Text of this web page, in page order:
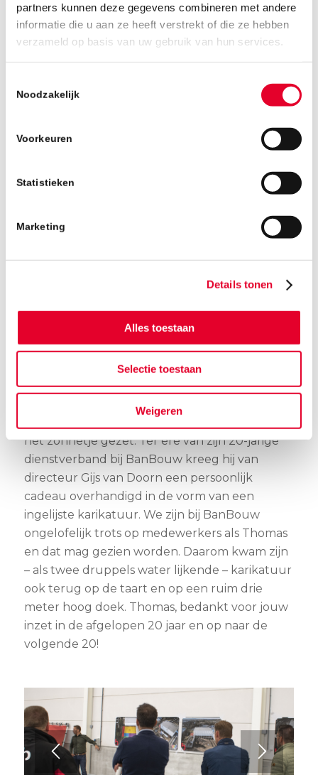
partners kunnen deze gegevens combineren met andere
informatie die u aan ze heeft verstrekt of die ze hebben
verzameld op basis van uw gebruik van hun services.
Noodzakelijk
Voorkeuren
Statistieken
Marketing
Details tonen
Alles toestaan
Selectie toestaan
Weigeren
Thomas de Vries, al 20 jaar BanBouwer
Tijdens deze dag stond niet alleen het project
het zonnetje gezet. Ter ere van zijn 20-jarige
dienstverband bij BanBouw kreeg hij van
directeur Gijs van Doorn een persoonlijk
cadeau overhandigd in de vorm van een
ingelijste karikatuur. We zijn bij BanBouw
ongelofelijk trots op medewerkers als Thomas
en dat mag gezien worden. Daarom kwam zijn
– als twee druppels water lijkende – karikatuur
ook terug op de taart en op een ruim drie
meter hoog doek. Thomas, bedankt voor jouw
inzet in de afgelopen 20 jaar en op naar de
volgende 20!